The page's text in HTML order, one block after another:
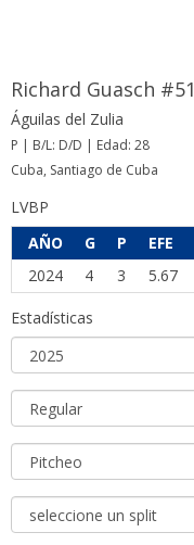
Richard Guasch #51
Águilas del Zulia
P | B/L: D/D | Edad: 28
Cuba, Santiago de Cuba
LVBP
AÑO
G P EFE
2024
4 3 5.67
Estadísticas